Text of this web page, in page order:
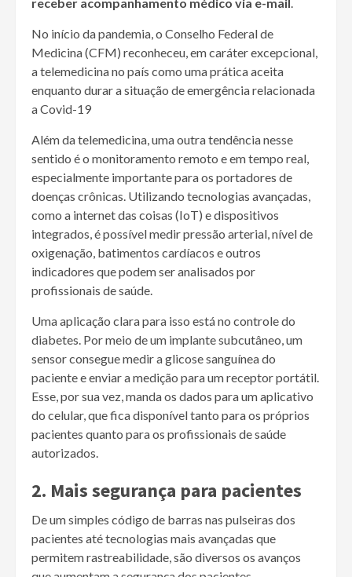
No início da pandemia, o Conselho Federal de
Medicina (CFM) reconheceu, em caráter excepcional,
a telemedicina no país como uma prática aceita
enquanto durar a situação de emergência relacionada
a Covid-19
Além da telemedicina, uma outra tendência nesse
sentido é o monitoramento remoto e em tempo real,
especialmente importante para os portadores de
doenças crônicas. Utilizando tecnologias avançadas,
como a internet das coisas (IoT) e dispositivos
integrados, é possível medir pressão arterial, nível de
oxigenação, batimentos cardíacos e outros
indicadores que podem ser analisados por
profissionais de saúde.
Uma aplicação clara para isso está no controle do
diabetes. Por meio de um implante subcutâneo, um
sensor consegue medir a glicose sanguínea do
paciente e enviar a medição para um receptor portátil.
Esse, por sua vez, manda os dados para um aplicativo
do celular, que fica disponível tanto para os próprios
pacientes quanto para os profissionais de saúde
autorizados.
2. Mais segurança para pacientes
De um simples código de barras nas pulseiras dos
pacientes até tecnologias mais avançadas que
permitem rastreabilidade, são diversos os avanços